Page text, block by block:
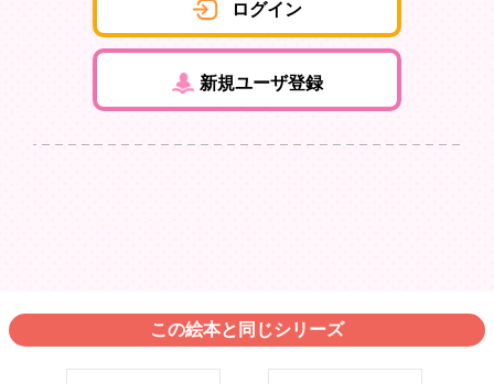
ログイン
新規ユーザ登録
この絵本と同じシリーズ